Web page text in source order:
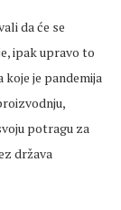
da će se
ipak upravo to
je pandemija
potragu za
država